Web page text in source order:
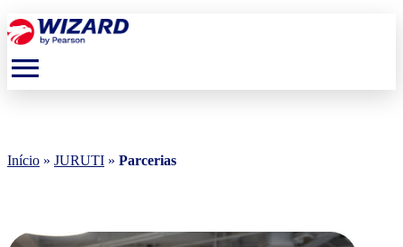
menu
Início » JURUTI » Parcerias